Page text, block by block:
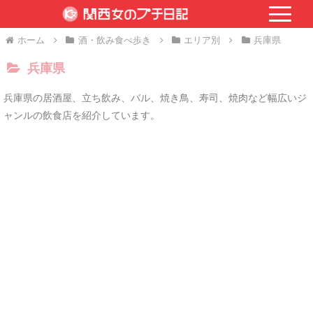
ホーム 酒・飲み食べ歩き エリア別 兵庫県
兵庫県
兵庫県の居酒屋、立ち飲み、バル、焼き鳥、寿司、焼肉など幅広いジ
ャンルの飲食店を紹介しています。